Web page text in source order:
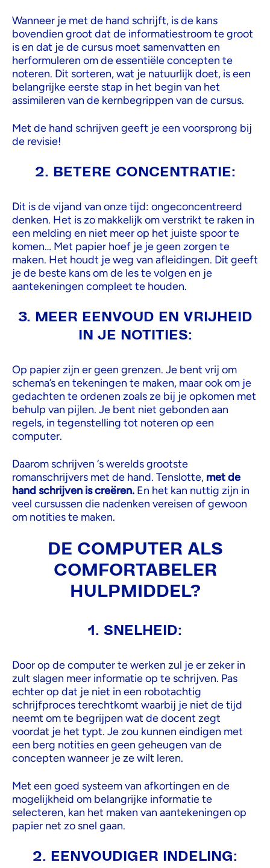
Wanneer je met de hand schrijft, is de kans
bovendien groot dat de informatiestroom te groot
is en dat je de cursus moet samenvatten en
herformuleren om de essentiële concepten te
noteren. Dit sorteren, wat je natuurlijk doet, is een
belangrijke eerste stap in het begin van het
assimileren van de kernbegrippen van de cursus.
Met de hand schrijven geeft je een voorsprong bij
de revisie!
2. BETERE CONCENTRATIE:
Dit is de vijand van onze tijd: ongeconcentreerd
denken. Het is zo makkelijk om verstrikt te raken in
een melding en niet meer op het juiste spoor te
komen… Met papier hoef je je geen zorgen te
maken. Het houdt je weg van afleidingen. Dit geeft
je de beste kans om de les te volgen en je
aantekeningen compleet te houden.
3. MEER EENVOUD EN VRIJHEID
IN JE NOTITIES:
Op papier zijn er geen grenzen. Je bent vrij om
schema’s en tekeningen te maken, maar ook om je
gedachten te ordenen zoals ze bij je opkomen met
behulp van pijlen. Je bent niet gebonden aan
regels, in tegenstelling tot noteren op een
computer.
Daarom schrijven ‘s werelds grootste
romanschrijvers met de hand. Tenslotte, met de
hand schrijven is creëren. En het kan nuttig zijn in
veel cursussen die nadenken vereisen of gewoon
om notities te maken.
DE COMPUTER ALS
COMFORTABELER
HULPMIDDEL?
1. SNELHEID:
Door op de computer te werken zul je er zeker in
zult slagen meer informatie op te schrijven. Pas
echter op dat je niet in een robotachtig
schrijfproces terechtkomt waarbij je niet de tijd
neemt om te begrijpen wat de docent zegt
voordat je het typt. Je zou kunnen eindigen met
een berg notities en geen geheugen van de
concepten wanneer je ze wilt leren.
Met een goed systeem van afkortingen en de
mogelijkheid om belangrijke informatie te
selecteren, kan het maken van aantekeningen op
papier net zo snel gaan.
2. EENVOUDIGER INDELING: